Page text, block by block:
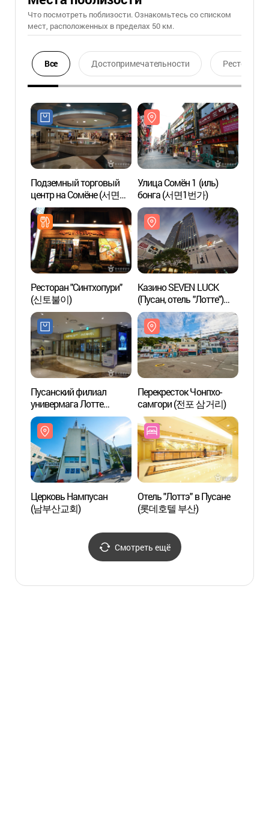
Что посмотреть поблизости. Ознакомьтесь со списком
мест, расположенных в пределах 50 км.
Все Достопримечательности Ресторан
Подземный торговый
центр на Сомёне (서면
지하도상가)
Улица Сомён 1 (иль)
бонга (서면1번가)
Ресторан "Синтхопури"
(신토불이)
Казино SEVEN LUCK
(Пусан, отель "Лотте")
(세븐럭카지노
(부산롯데점))
Пусанский филиал
универмага Лотте
(롯데백화점 (부산본점))
Перекресток Чонпхо-
самгори (전포 삼거리)
Церковь Нампусан
(남부산교회)
Отель "Лоттэ" в Пусане
(롯데호텔 부산)
Смотреть ещё